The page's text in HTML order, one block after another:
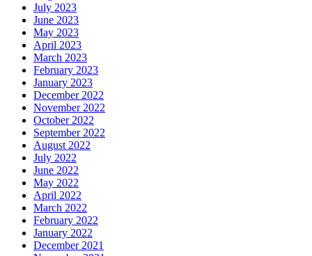
July 2023
June 2023
May 2023
April 2023
March 2023
February 2023
January 2023
December 2022
November 2022
October 2022
September 2022
August 2022
July 2022
June 2022
May 2022
April 2022
March 2022
February 2022
January 2022
December 2021